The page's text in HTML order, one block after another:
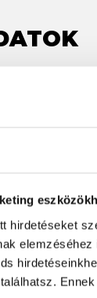
hirdetéseket
elemzéséhez